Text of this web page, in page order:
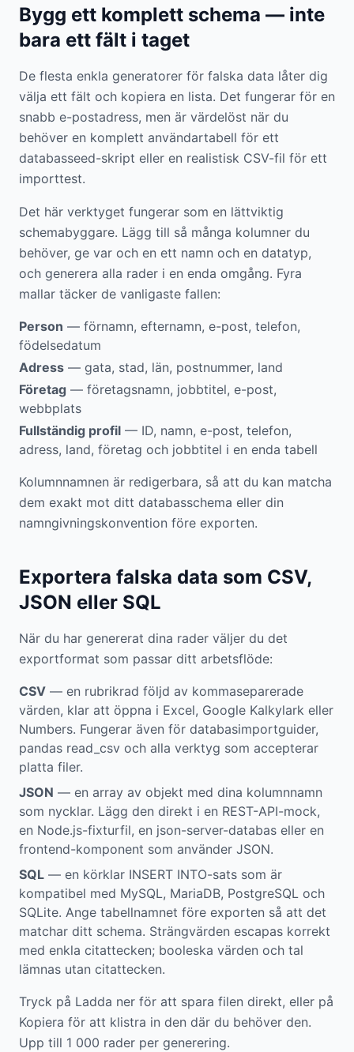
Bygg ett komplett schema — inte
bara ett fält i taget
De flesta enkla generatorer för falska data låter dig
välja ett fält och kopiera en lista. Det fungerar för en
snabb e-postadress, men är värdelöst när du
behöver en komplett användartabell för ett
databasseed-skript eller en realistisk CSV-fil för ett
importtest.
Det här verktyget fungerar som en lättviktig
schemabyggare. Lägg till så många kolumner du
behöver, ge var och en ett namn och en datatyp,
och generera alla rader i en enda omgång. Fyra
mallar täcker de vanligaste fallen:
Person — förnamn, efternamn, e-post, telefon,
födelsedatum
Adress — gata, stad, län, postnummer, land
Företag — företagsnamn, jobbtitel, e-post,
webbplats
Fullständig profil — ID, namn, e-post, telefon,
adress, land, företag och jobbtitel i en enda tabell
Kolumnnamnen är redigerbara, så att du kan matcha
dem exakt mot ditt databasschema eller din
namngivningskonvention före exporten.
Exportera falska data som CSV,
JSON eller SQL
När du har genererat dina rader väljer du det
exportformat som passar ditt arbetsflöde:
CSV — en rubrikrad följd av kommaseparerade
värden, klar att öppna i Excel, Google Kalkylark eller
Numbers. Fungerar även för databasimportguider,
pandas read_csv och alla verktyg som accepterar
platta filer.
JSON — en array av objekt med dina kolumnnamn
som nycklar. Lägg den direkt i en REST-API-mock,
en Node.js-fixturfil, en json-server-databas eller en
frontend-komponent som använder JSON.
SQL — en körklar INSERT INTO-sats som är
kompatibel med MySQL, MariaDB, PostgreSQL och
SQLite. Ange tabellnamnet före exporten så att det
matchar ditt schema. Strängvärden escapas korrekt
med enkla citattecken; booleska värden och tal
lämnas utan citattecken.
Tryck på Ladda ner för att spara filen direkt, eller på
Kopiera för att klistra in den där du behöver den.
Upp till 1 000 rader per generering.